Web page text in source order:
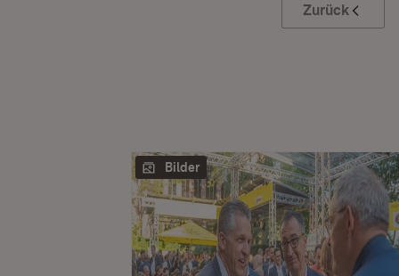
Zurück
Bilder